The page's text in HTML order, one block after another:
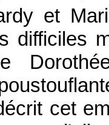
et
difficiles
cet